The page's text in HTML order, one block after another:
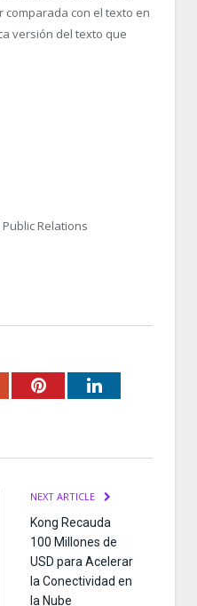
con el texto en
versión del texto que
Relations
PinterestLinkedIn
NEXT ARTICLE
Kong Recauda
100 Millones de
USD para Acelerar
la Conectividad en
la Nube